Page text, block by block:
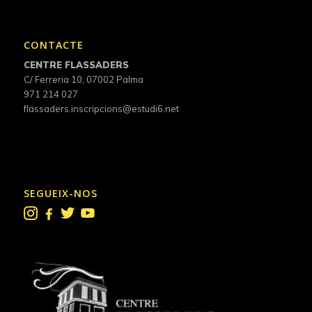
CONTACTE
CENTRE FLASSADERS
C/ Ferreria 10, 07002 Palma
971 214 027
flassaders.inscripcions@estudi6.net
SEGUEIX-NOS